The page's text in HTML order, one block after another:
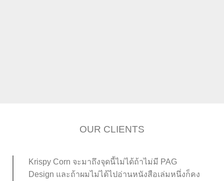
OUR CLIENTS
Krispy Corn จะมาถึงจุดนี้ไม่ได้ถ้าไม่มี PAG
Design และถ้าผมไม่ได้ไปอ่านหนังสือเล่มหนึ่งก็คง